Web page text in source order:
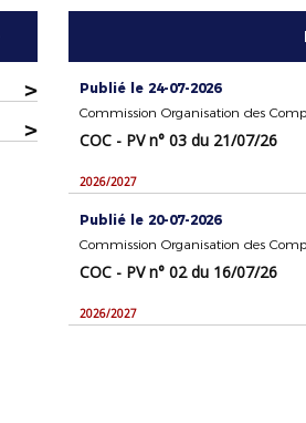
>
>
Publié le 24-07-2026
COC - PV n° 03 du 21/07/26
2026/2027
Publié le 20-07-2026
COC - PV n° 02 du 16/07/26
2026/2027